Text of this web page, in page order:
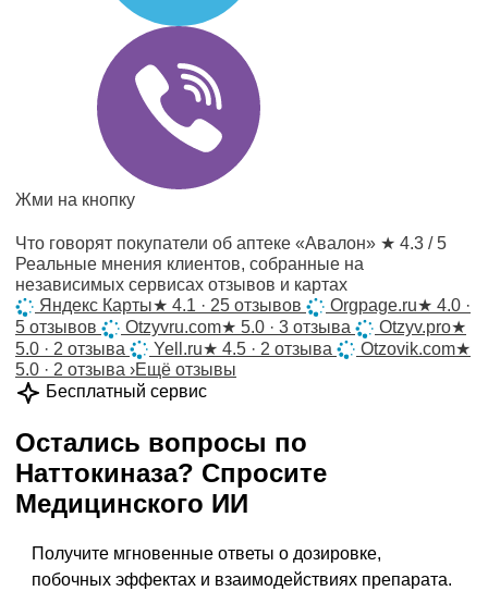
Жми на кнопку
Что говорят покупатели об аптеке «Авалон» ★ 4.3 / 5
Реальные мнения клиентов, собранные на
независимых сервисах отзывов и картах
Яндекс Карты★ 4.1 · 25 отзывов Orgpage.ru★ 4.0 ·
5 отзывов
Otzyvru.com★ 5.0 · 3 отзыва Otzyv.pro★
5.0 · 2 отзыва
Yell.ru★ 4.5 · 2 отзыва Otzovik.com★
5.0 · 2 отзыва ›Ещё отзывы
Бесплатный сервис
Остались вопросы по
Наттокиназа? Спросите
Медицинского ИИ
Получите мгновенные ответы о дозировке,
побочных эффектах и взаимодействиях препарата.